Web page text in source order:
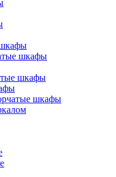
шкафы
шкафы
шкафы